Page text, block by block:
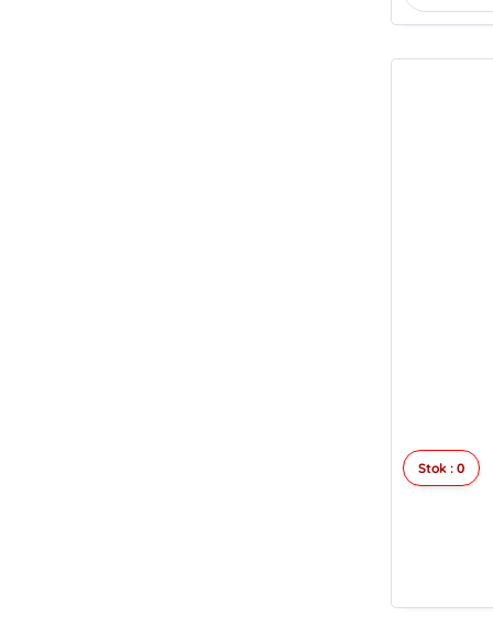
Stok : 0